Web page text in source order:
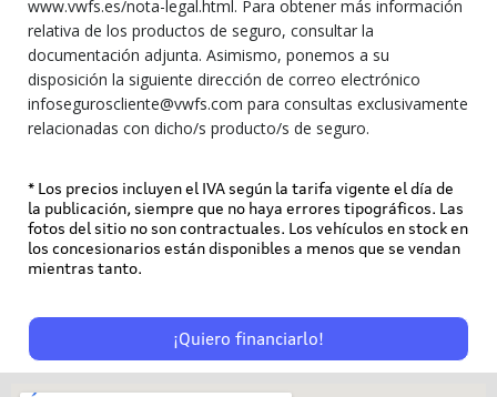
www.vwfs.es/nota-legal.html. Para obtener más información
relativa de los productos de seguro, consultar la
documentación adjunta. Asimismo, ponemos a su
disposición la siguiente dirección de correo electrónico
infoseguroscliente@vwfs.com para consultas exclusivamente
relacionadas con dicho/s producto/s de seguro.
* Los precios incluyen el IVA según la tarifa vigente el día de
la publicación, siempre que no haya errores tipográficos. Las
fotos del sitio no son contractuales. Los vehículos en stock en
los concesionarios están disponibles a menos que se vendan
mientras tanto.
¡Quiero financiarlo!